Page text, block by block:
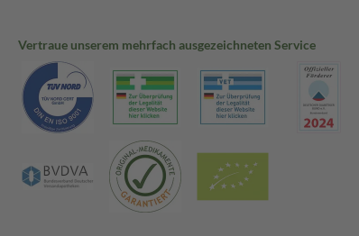
Vertraue unserem mehrfach ausgezeichneten Service